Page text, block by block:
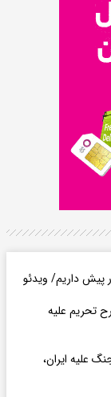
پیش داریم/ ویدئو
تحریم علیه
علیه ایران،